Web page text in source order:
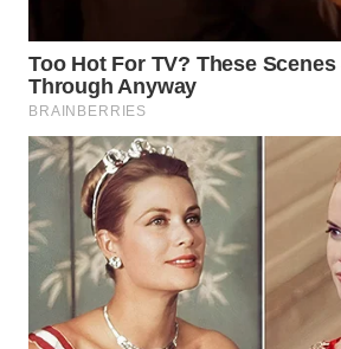
WN
TAPANULI
UTARA
WN
SAMOSIR
WN
PADANG
LAWAS